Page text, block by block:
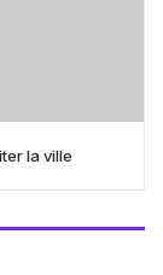
la ville